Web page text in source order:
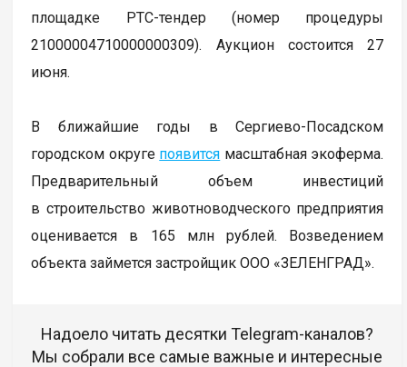
площадке РТС-тендер (номер процедуры
21000004710000000309). Аукцион состоится 27
июня.
В ближайшие годы в Сергиево-Посадском
городском округе появится масштабная экоферма.
Предварительный объем инвестиций
в строительство животноводческого предприятия
оценивается в 165 млн рублей. Возведением
объекта займется застройщик ООО «ЗЕЛЕНГРАД».
Надоело читать десятки Telegram-каналов?
Мы собрали все самые важные и интересные